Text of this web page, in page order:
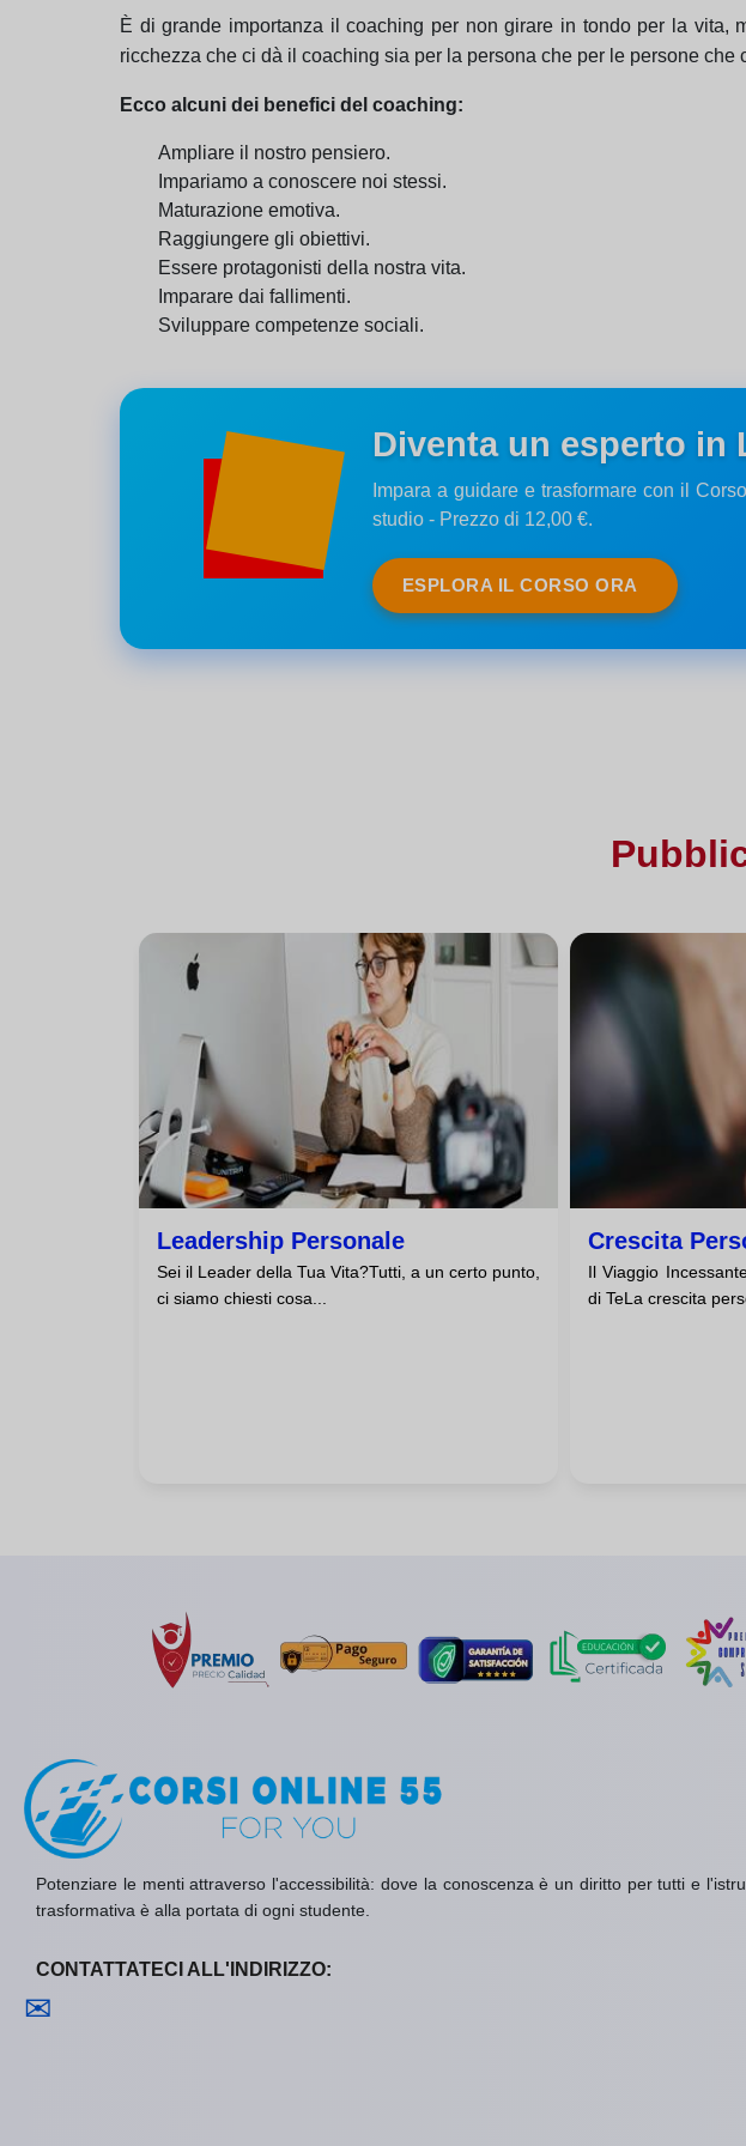
È di grande importanza il coaching per non girare in tondo per la
ricchezza che ci dà il coaching sia per la persona che per le persone
Ecco alcuni dei benefici del coaching:
Ampliare il nostro pensiero.
Impariamo a conoscere noi stessi.
Maturazione emotiva.
Raggiungere gli obiettivi.
Essere protagonisti della nostra vita.
Imparare dai fallimenti.
Sviluppare competenze sociali.
Diventa un esperto in
Impara a guidare e trasformare con il
studio - Prezzo di 12,00 €.
ESPLORA IL CORSO ORA
Leadership Personale
Sei il Leader della Tua Vita?Tutti, a un certo punto,
ci siamo chiesti cosa...
Crescita
Il Viaggio
di TeLa crescita
Potenziare le menti attraverso l'accessibilità: dove la conoscenza è un diritto per tutti e
trasformativa è alla portata di ogni studente.
CONTATTATECI ALL'INDIRIZZO:
✉